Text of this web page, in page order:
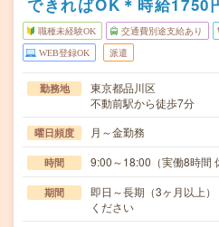
できればOK＊時給1750
職種未経験OK 交通費別途支給あり
WEB登録OK 派遣
勤務地
東京都品川区
不動前駅から徒歩7分
曜日頻度 月～金勤務
時間 9:00～18:00（実働8時間
期間
即日～長期（3ヶ月以上
ください